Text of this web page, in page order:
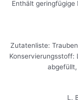
Enthält
Zutatenliste:
Konservierungsstoff:
abgefüllt,
L.